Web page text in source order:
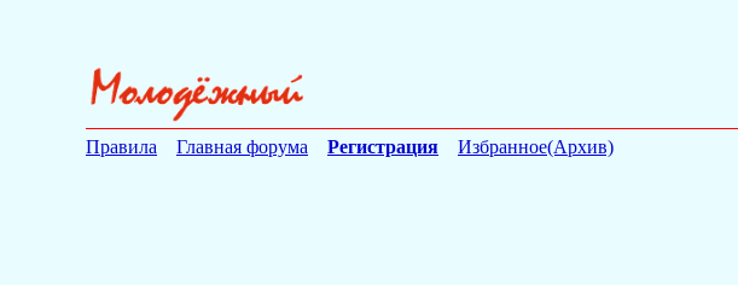
Правила Главная форума Регистрация Избранное(Архив)